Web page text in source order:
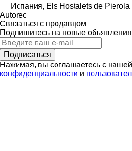
Испания, Els Hostalets de Pierola
Autorec
Связаться с продавцом
Подпишитесь на новые
Подписаться
Нажимая, вы соглашаетесь с нашей
конфиденциальности и